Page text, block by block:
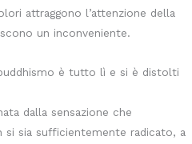
attraggono l’attenzione della
un inconveniente.
è tutto lì e si è distolti
dalla sensazione che
si sia sufficientemente radicato, a